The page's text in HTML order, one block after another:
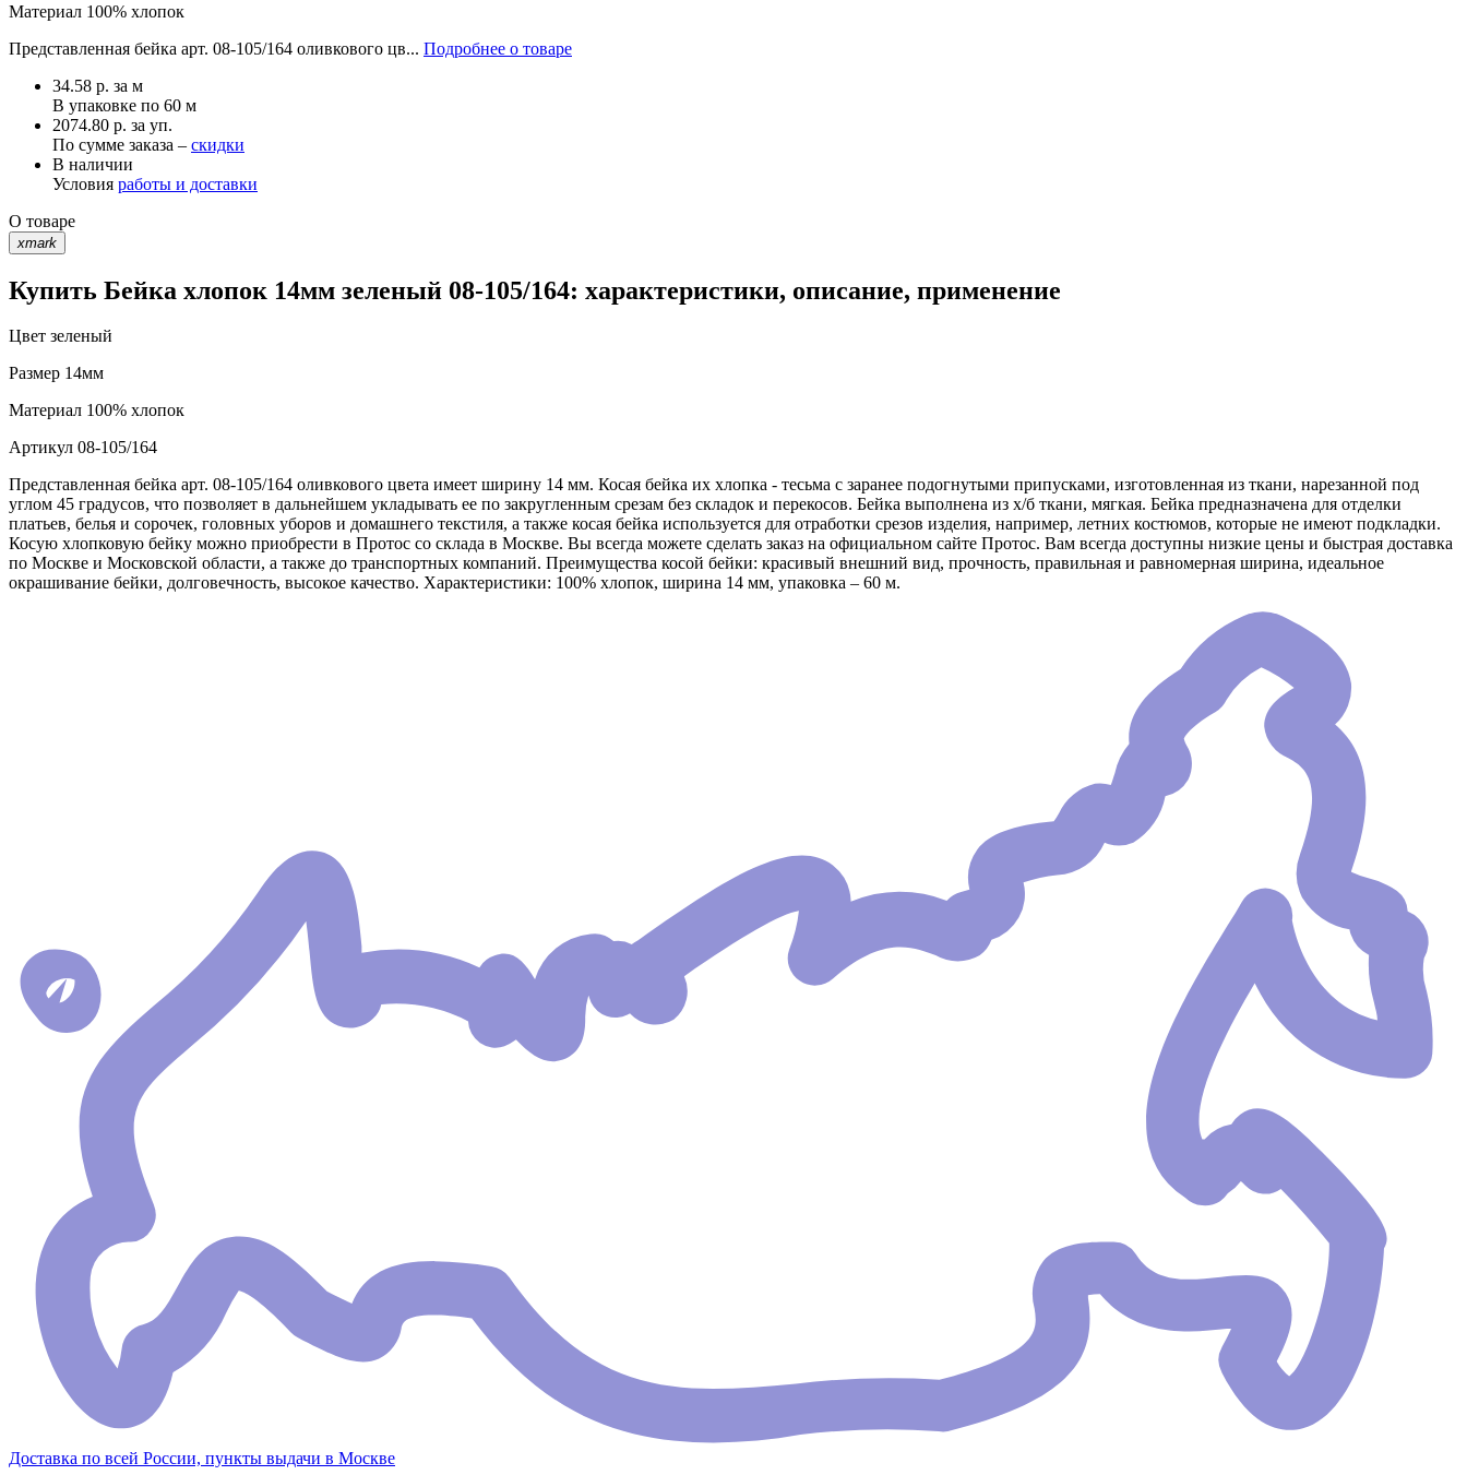
Материал 100% хлопок
Представленная бейка арт. 08-105/164 оливкового цв... Подробнее о товаре
34.58 р. за м
В упаковке по 60 м
2074.80 р. за уп.
По сумме заказа – скидки
В наличии
Условия работы и доставки
О товаре
xmark
Купить Бейка хлопок 14мм зеленый 08-105/164: характеристики, описание, применение
Цвет зеленый
Размер 14мм
Материал 100% хлопок
Артикул 08-105/164
Представленная бейка арт. 08-105/164 оливкового цвета имеет ширину 14 мм. Косая бейка их хлопка - тесьма с заранее подогнутыми припусками, изготовленная из ткани, нарезанной под
углом 45 градусов, что позволяет в дальнейшем укладывать ее по закругленным срезам без складок и перекосов. Бейка выполнена из х/б ткани, мягкая. Бейка предназначена для отделки
платьев, белья и сорочек, головных уборов и домашнего текстиля, а также косая бейка используется для отработки срезов изделия, например, летних костюмов, которые не имеют подкладки.
Косую хлопковую бейку можно приобрести в Протос со склада в Москве. Вы всегда можете сделать заказ на официальном сайте Протос. Вам всегда доступны низкие цены и быстрая доставка
по Москве и Московской области, а также до транспортных компаний. Преимущества косой бейки: красивый внешний вид, прочность, правильная и равномерная ширина, идеальное
окрашивание бейки, долговечность, высокое качество. Характеристики: 100% хлопок, ширина 14 мм, упаковка – 60 м.
Доставка по всей России, пункты выдачи в Москве